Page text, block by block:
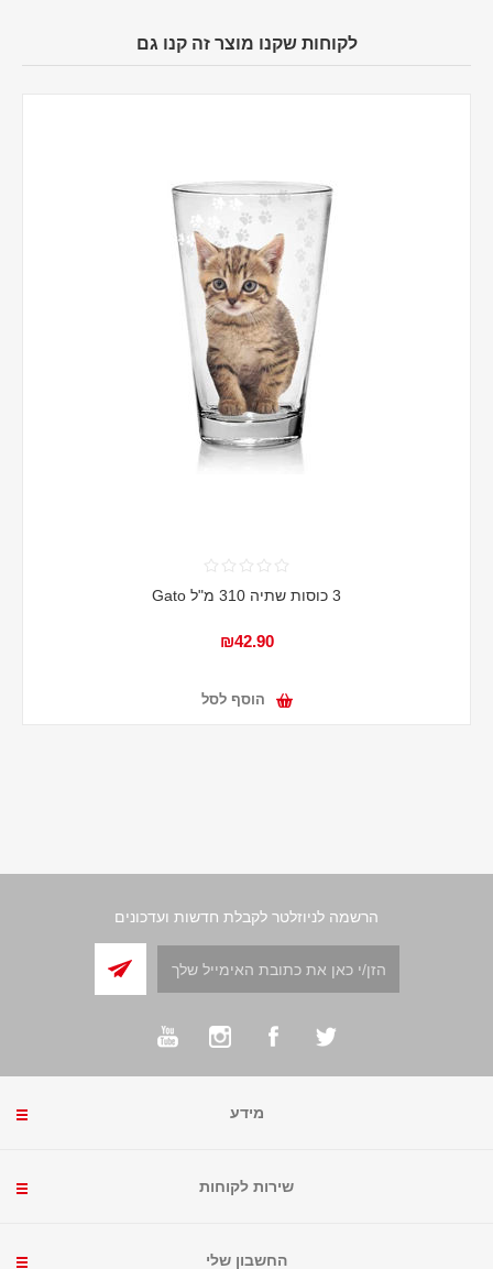
לקוחות שקנו מוצר זה קנו גם
3 כוסות שתיה 310 מ"ל Gato
₪42.90
הוסף לסל
הרשמה לניוזלטר לקבלת חדשות ועדכונים
מידע
שירות לקוחות
החשבון שלי